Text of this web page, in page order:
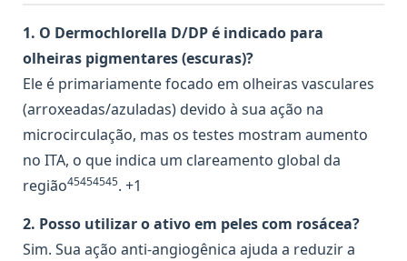
1. O Dermochlorella D/DP é indicado para
olheiras pigmentares (escuras)?
Ele é primariamente focado em olheiras vasculares
(arroxeadas/azuladas) devido à sua ação na
microcirculação, mas os testes mostram aumento
no ITA, o que indica um clareamento global da
região45454545. +1
2. Posso utilizar o ativo em peles com rosácea?
Sim. Sua ação anti-angiogênica ajuda a reduzir a